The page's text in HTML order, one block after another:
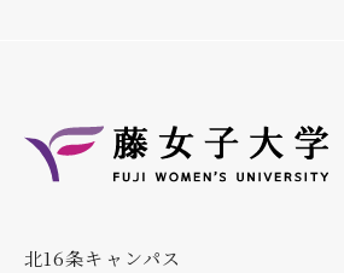
北16条キャンパス